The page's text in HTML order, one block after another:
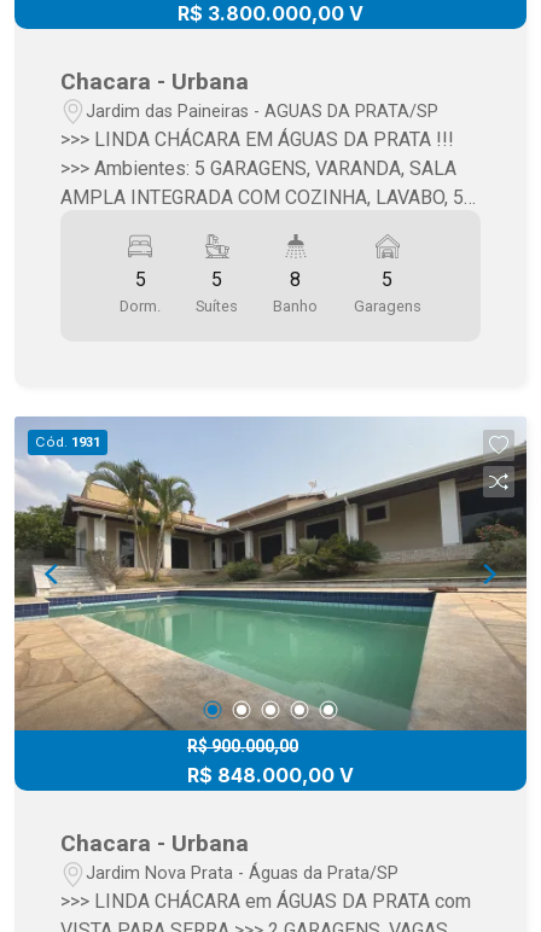
R$ 3.800.000,00 V
Chacara - Urbana
Jardim das Paineiras - AGUAS DA PRATA/SP
>>> LINDA CHÁCARA EM ÁGUAS DA PRATA !!!
>>> Ambientes: 5 GARAGENS, VARANDA, SALA
AMPLA INTEGRADA COM COZINHA, LAVABO, 5
EMBUTIDOS), ÁREA DE SERVIÇO, DESPENSA,
ÁREA GOUMERT COM CHURRASQUEIRA E
FORNO À LENHA, PISCINA, VESTIÁRIO, QUADRA
CONSTRUÇÃO: 713 m2 >>> VALOR: R$
3.800.000,00
5
Dorm.
5
Suítes
8
Banho
5
Garagens
Cód. 1931
R$ 900.000,00
R$ 848.000,00 V
Chacara - Urbana
Jardim Nova Prata - Águas da Prata/SP
>>> LINDA CHÁCARA em ÁGUAS DA PRATA com